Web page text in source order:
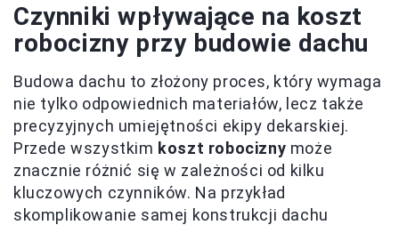
Czynniki wpływające na koszt
robocizny przy budowie dachu
Budowa dachu to złożony proces, który wymaga
nie tylko odpowiednich materiałów, lecz także
precyzyjnych umiejętności ekipy dekarskiej.
Przede wszystkim koszt robocizny może
znacznie różnić się w zależności od kilku
kluczowych czynników. Na przykład
skomplikowanie samej konstrukcji dachu